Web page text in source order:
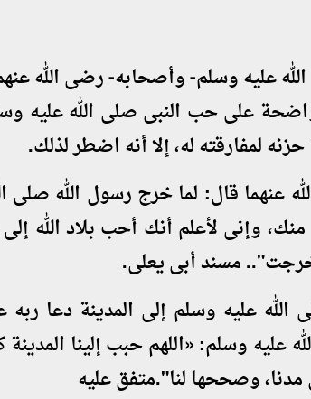
عليه وسلم- وأصحابه- رضى الله
على حب النبى صلى الله عليه
لمفارقته له، إلا أنه اضطر لذلك.
عنهما قال: لما خرج رسول الله صلى
وإنى لأعلم أنك أحب بلاد الله إلى
مسند أبى يعلى.
الله عليه وسلم إلى المدينة دعا
وسلم: «اللهم حبب إلينا المدينة
وصححها لنا".متفق عليه